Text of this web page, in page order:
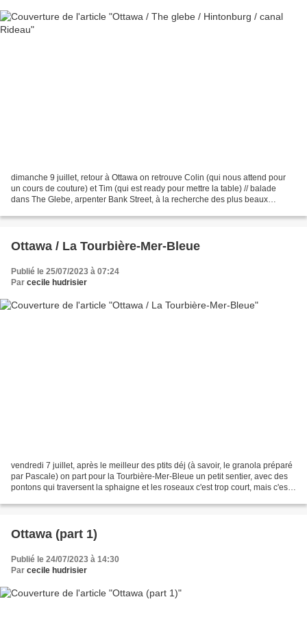
dimanche 9 juillet, retour à Ottawa on retrouve Colin (qui nous attend pour
un cours de couture) et Tim (qui est ready pour mettre la table) // balade
dans The Glebe, arpenter Bank Street, à la recherche des plus beaux
Ottawa / La Tourbière-Mer-Bleue
Publié le 25/07/2023 à 07:24
Par cecile hudrisier
vendredi 7 juillet, après le meilleur des ptits déj (à savoir, le granola préparé
par Pascale) on part pour la Tourbière-Mer-Bleue un petit sentier, avec des
pontons qui traversent la sphaigne et les roseaux c'est trop court, mais c'est
Ottawa (part 1)
Publié le 24/07/2023 à 14:30
Par cecile hudrisier